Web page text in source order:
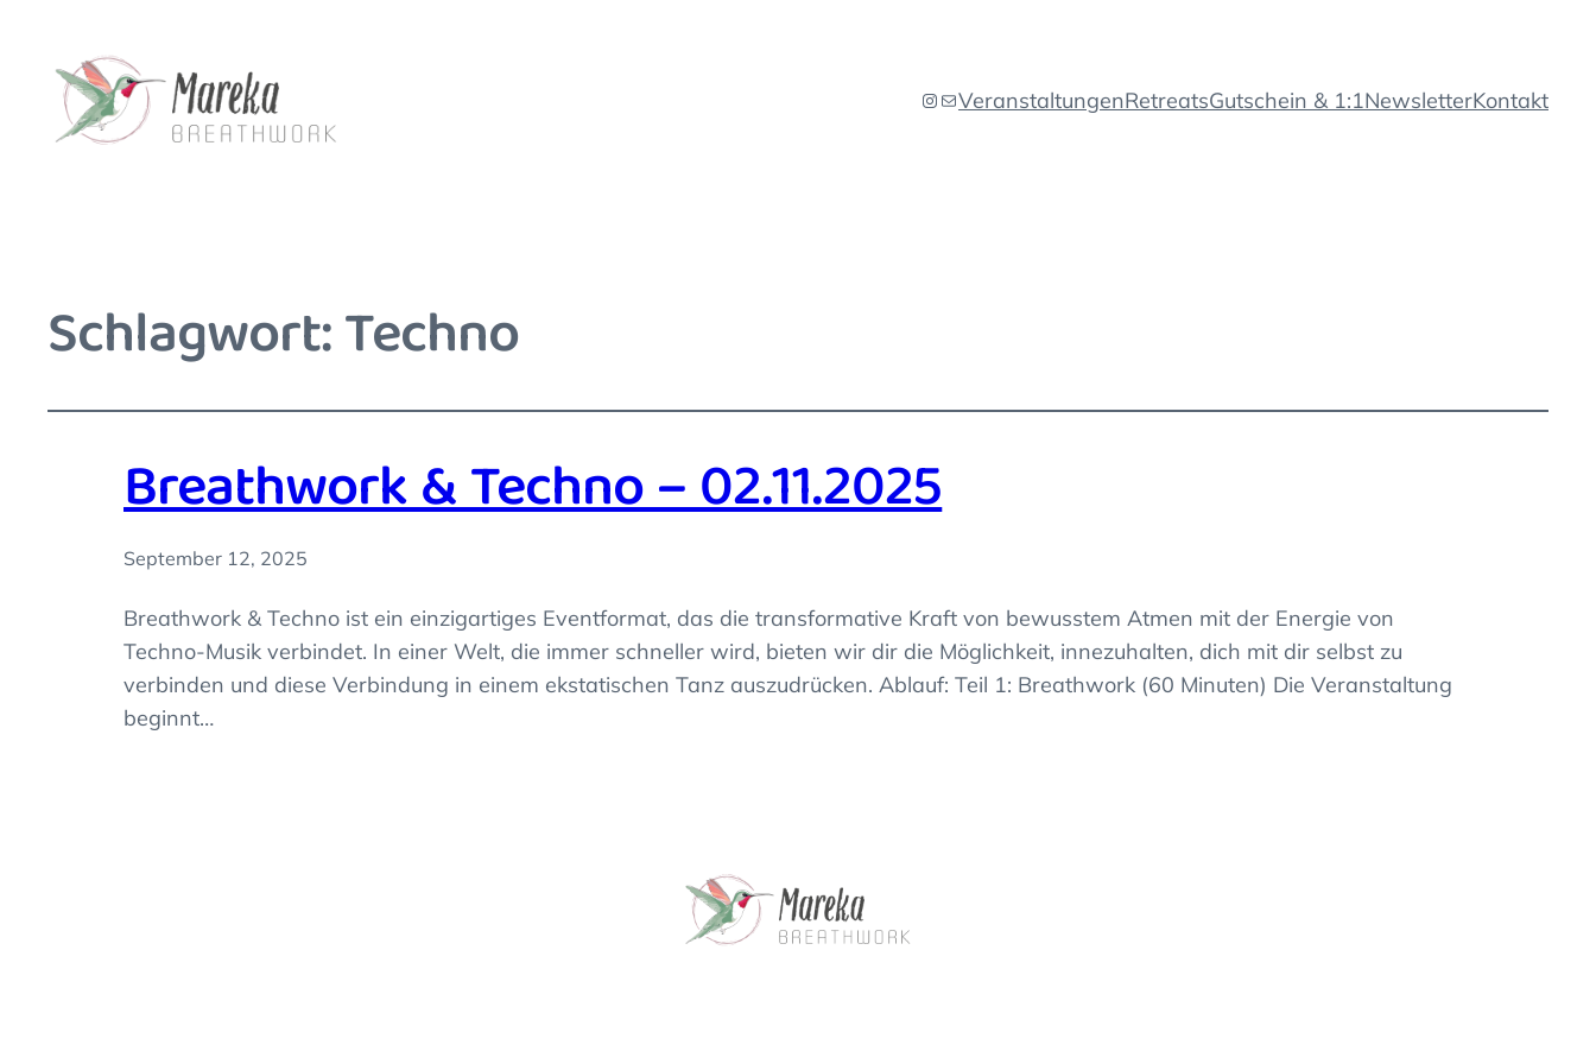
Instagram
E-MailVeranstaltungenRetreatsGutschein & 1:1NewsletterKontakt
Schlagwort:Techno
Breathwork & Techno – 02.11.2025
September 12, 2025
Breathwork & Techno ist ein einzigartiges Eventformat, das die transformative Kraft von bewusstem Atmen mit der Energie von
Techno-Musik verbindet. In einer Welt, die immer schneller wird, bieten wir dir die Möglichkeit, innezuhalten, dich mit dir selbst zu
verbinden und diese Verbindung in einem ekstatischen Tanz auszudrücken. Ablauf: Teil 1: Breathwork (60 Minuten) Die Veranstaltung
beginnt…